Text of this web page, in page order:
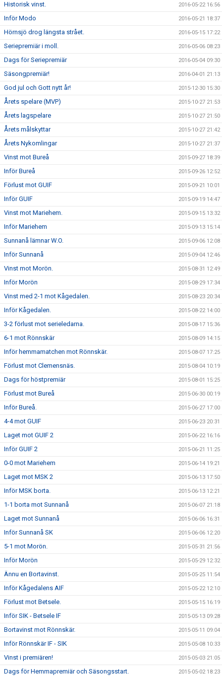
Historisk vinst. 2016-05-22 16:56
Inför Modo 2016-05-21 18:37
Hörnsjö drog längsta strået. 2016-05-15 17:22
Seriepremiär i moll. 2016-05-06 08:23
Dags för Seriepremiär 2016-05-04 09:30
Säsongpremiär! 2016-04-01 21:13
God jul och Gott nytt år! 2015-12-30 15:30
Årets spelare (MVP) 2015-10-27 21:53
Årets lagspelare 2015-10-27 21:50
Årets målskyttar 2015-10-27 21:42
Årets Nykomlingar 2015-10-27 21:37
Vinst mot Bureå 2015-09-27 18:39
Inför Bureå 2015-09-26 12:52
Förlust mot GUIF 2015-09-21 10:01
Inför GUIF 2015-09-19 14:47
Vinst mot Mariehem. 2015-09-15 13:32
Inför Mariehem 2015-09-13 15:14
Sunnanå lämnar W.O. 2015-09-06 12:08
Inför Sunnanå 2015-09-04 12:46
Vinst mot Morön. 2015-08-31 12:49
Inför Morön 2015-08-29 17:34
Vinst med 2-1 mot Kågedalen. 2015-08-23 20:34
Inför Kågedalen. 2015-08-22 14:00
3-2 förlust mot serieledarna. 2015-08-17 15:36
6-1 mot Rönnskär 2015-08-09 14:15
Inför hemmamatchen mot Rönnskär. 2015-08-07 17:25
Förlust mot Clemensnäs. 2015-08-04 10:19
Dags för höstpremiär 2015-08-01 15:25
Förlust mot Bureå 2015-06-30 00:19
Inför Bureå. 2015-06-27 17:00
4-4 mot GUIF 2015-06-23 20:31
Laget mot GUIF 2 2015-06-22 16:16
Inför GUIF 2 2015-06-21 11:25
0-0 mot Mariehem 2015-06-14 19:21
Laget mot MSK 2 2015-06-13 17:50
Inför MSK borta. 2015-06-13 12:21
1-1 borta mot Sunnanå 2015-06-07 21:18
Laget mot Sunnanå 2015-06-06 16:31
Inför Sunnanå SK 2015-06-06 12:20
5-1 mot Morön. 2015-05-31 21:56
Inför Morön 2015-05-29 12:32
Ännu en Bortavinst. 2015-05-25 11:54
Inför Kågedalens AIF 2015-05-22 12:10
Förlust mot Betsele. 2015-05-15 16:19
Inför SIK - Betsele IF 2015-05-13 09:28
Bortavinst mot Rönnskär. 2015-05-11 09:04
Inför Rönnskär IF - SIK 2015-05-08 10:33
Vinst i premiären! 2015-05-03 21:05
Dags för Hemmapremiär och Säsongsstart. 2015-05-02 18:23